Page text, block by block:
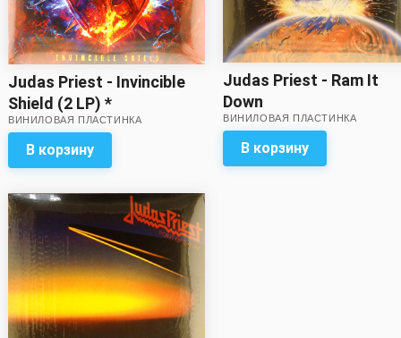
Judas Priest - Invincible
Shield (2 LP) *
ВИНИЛОВАЯ ПЛАСТИНКА
В корзину
Judas Priest - Ram It
Down
ВИНИЛОВАЯ ПЛАСТИНКА
В корзину